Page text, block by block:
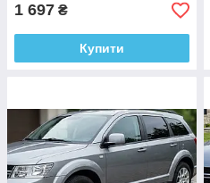
1 697 ₴
Купити